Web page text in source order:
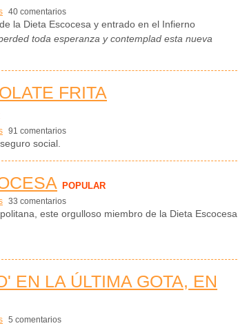
40 comentarios
la Dieta Escocesa y entrado en el Infierno
toda esperanza y contemplad esta nueva
FRITA
91 comentarios
social.
POPULAR
33 comentarios
este orgulloso miembro de la Dieta Escocesa
EN LA ÚLTIMA GOTA, EN
5 comentarios